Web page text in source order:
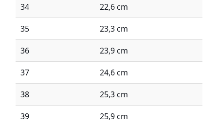
34 22,6 cm
35 23,3 cm
36 23,9 cm
37 24,6 cm
38 25,3 cm
39 25,9 cm